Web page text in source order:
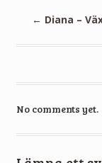
← Diana –
No comments yet.